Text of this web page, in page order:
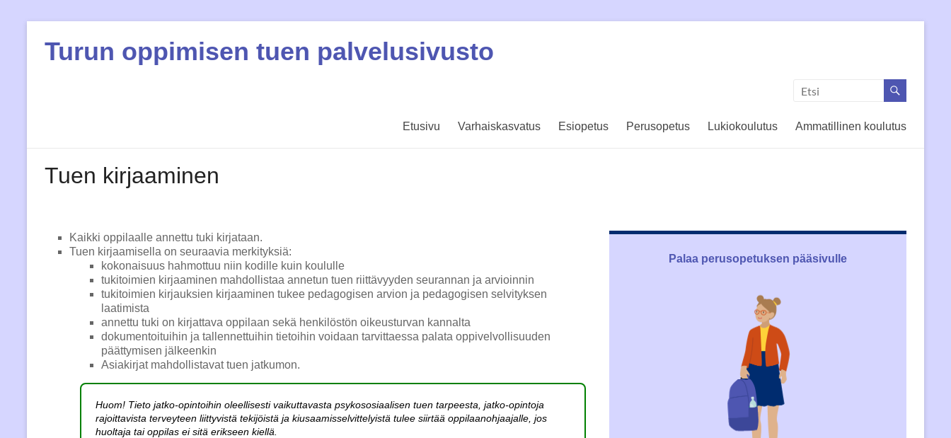
content
Turun oppimisen tuen palvelusivusto
Etusivu Varhaiskasvatus Esiopetus Perusopetus Lukiokoulutus Ammatillinen koulutus
Tuen kirjaaminen
Kaikki oppilaalle annettu tuki kirjataan.
Tuen kirjaamisella on seuraavia merkityksiä:
kokonaisuus hahmottuu niin kodille kuin koululle
tukitoimien kirjaaminen mahdollistaa annetun tuen riittävyyden seurannan ja arvioinnin
tukitoimien kirjauksien kirjaaminen tukee pedagogisen arvion ja pedagogisen selvityksen
laatimista
annettu tuki on kirjattava oppilaan sekä henkilöstön oikeusturvan kannalta
dokumentoituihin ja tallennettuihin tietoihin voidaan tarvittaessa palata oppivelvollisuuden
päättymisen jälkeenkin
Asiakirjat mahdollistavat tuen jatkumon.
Huom! Tieto jatko-opintoihin oleellisesti vaikuttavasta psykososiaalisen tuen tarpeesta, jatko-opintoja
rajoittavista terveyteen liittyvistä tekijöistä ja kiusaamisselvittelyistä tulee siirtää oppilaanohjaajalle, jos
huoltaja tai oppilas ei sitä erikseen kiellä.
Palaa perusopetuksen pääsivulle